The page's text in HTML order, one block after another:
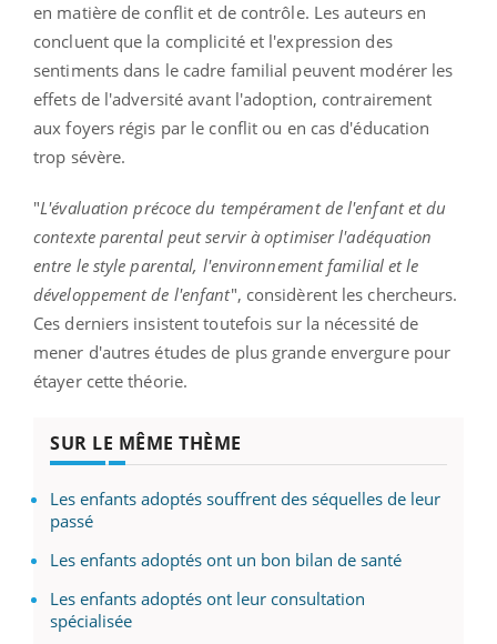
en matière de conflit et de contrôle. Les auteurs en
concluent que la complicité et l'expression des
sentiments dans le cadre familial peuvent modérer les
effets de l'adversité avant l'adoption, contrairement
aux foyers régis par le conflit ou en cas d'éducation
trop sévère.
"L'évaluation précoce du tempérament de l'enfant et du
contexte parental peut servir à optimiser l'adéquation
entre le style parental, l'environnement familial et le
développement de l'enfant", considèrent les chercheurs.
Ces derniers insistent toutefois sur la nécessité de
mener d'autres études de plus grande envergure pour
étayer cette théorie.
SUR LE MÊME THÈME
Les enfants adoptés souffrent des séquelles de leur
passé
Les enfants adoptés ont un bon bilan de santé
Les enfants adoptés ont leur consultation
spécialisée